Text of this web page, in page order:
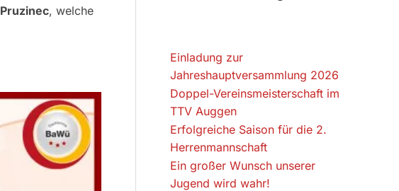
Pruzinec, welche
Einladung zur
Jahreshauptversammlung 2026
Doppel-Vereinsmeisterschaft im
TTV Auggen
Erfolgreiche Saison für die 2.
Herrenmannschaft
Ein großer Wunsch unserer
Jugend wird wahr!